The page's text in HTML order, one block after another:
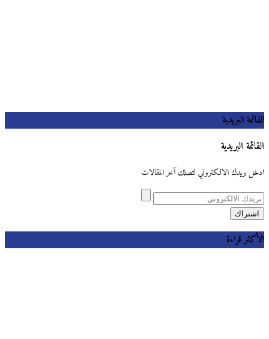
القائمة البريدية
القائمة البريدية
ادخل بريدك الالكتروني لتصلك آخر المقالات
الأكثر قراءة